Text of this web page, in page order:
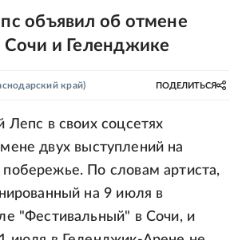
объявил об отмене
Сочи и Геленджике
край) ПОДЕЛИТЬСЯ
Лепс в своих соцсетях
двух выступлений на
По словам артиста,
на 9 июля в
"Фестивальный" в Сочи, и